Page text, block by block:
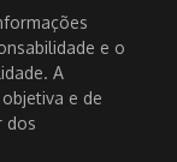
e o
A
e de
dos